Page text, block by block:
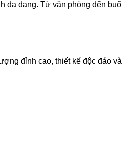
đa dạng. Từ văn phòng đến
đỉnh cao, thiết kế độc đáo